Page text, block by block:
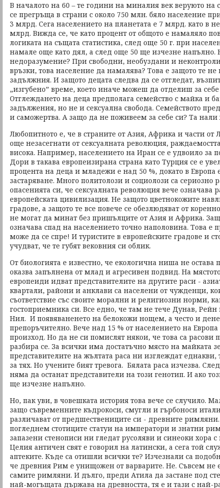
В началото на 60 – те години на миналия век веруюто на
се прегръща в страни с около 750 млн. бяло население
3 млрд. Сега населението на планетата е 7 млрд. като в
млрд. Вижда се, че като процент от общото е намаляло
логиката на същата статистика, след още 50 г. при
намале още като дял, а след още 50 ще изчезне напълно.
недоразумение? При свободни, необуздани и
връзки, това население да намалява? Това е защото те
задължния. И защото децата следва да се отгледат,
„изгубено” време, което иначе можеш да отделиш за
Отглеждането на деца предполага семейство с майка и
задължения, но не и сексуална свобода. Семейството
и саможертва. А защо да не поживеем за себе си? Та
Любопитното е, че в страните от Азия, Африка и части от
още незасегнати от сексуалната революция,
висока. Например, населението на Иран се е удвоило за
Дори в такава европеизирана страна като Турция се е
процента на деца и младежи е над 50 %, докато в Европа
застаряване. Много политолози и социолози са сериозно
опасенията си, че сексуалната революция вече
европейската цивилизация. Не защото цветнокожите
градове, а защото те все повече се обезлюдяват от
не могат да минат без пришълците от Азия и Африка.
означава спад на населението точно наполовина. Това е
може да се спре! И туристите в европейските градове и
учудват, че те губят вековния си облик.
От биологията е известно, че екологична ниша не остава
оказва запълнена от млад и агресивен подвид. На
европеиди идват представителите на другите раси -
квартали, райони и анклави са населени от чужденци,
съответствие със своите морални и религиозни норми,
гостоприемника си. Все едно, че там не тече Дунав,
Нил. И появяваненето на белокожи нощем, а често и
препоръчително. Вече над 15 % от населението на
произход. Но да не си помислят някои, че това са расови
разбира се. За всички има достатъчно място на майката
представителите на жълтата раса ни изглеждат
за тях. Но учените бият тревога. Бялата раса изчезва.
няма да останат представители на този генотип. И ако
ще изчезне напълно.
Но, пак уви, в човешката история това вече се случило.
защо съвременните къдрокоси, смугли и гърбоноси
различават от предшествениците си - древните
погледнем стотиците статуи на императори и знатни
запазени стенописи ни гледат русоляви и синеоки хора
Целия античен свят е говорил на латински, а сега той
аптеките. Къде са отишли всички те? Изчезнали са
че древния Рим е унищожен от варварите. Не. Съвсем не
самите римляни. И дълго, преди Атила да застане под
най-могъщата държава на древността, тя е и тази с най-